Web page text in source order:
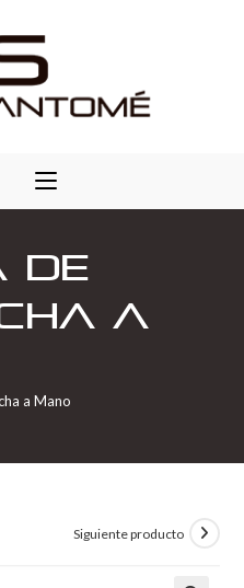
de
a
a Mano
Siguiente producto